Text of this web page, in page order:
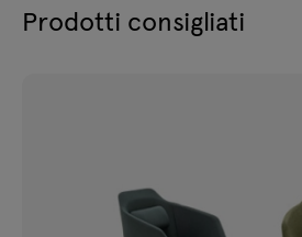
Prodotti consigliati